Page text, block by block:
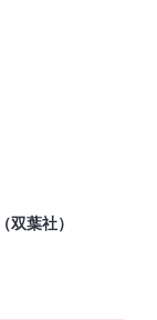
双葉社）